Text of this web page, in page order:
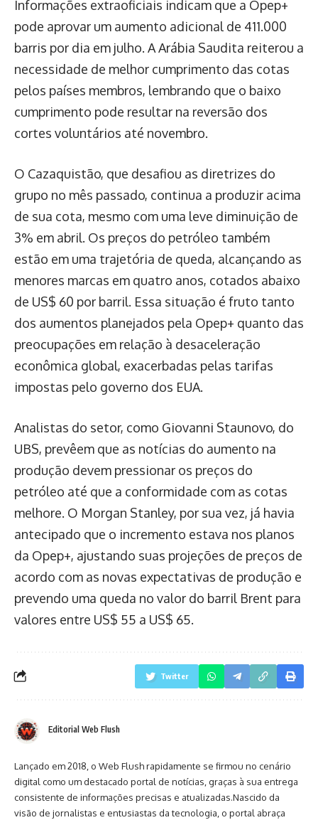
Informações extraoficiais indicam que a Opep+
pode aprovar um aumento adicional de 411.000
barris por dia em julho. A Arábia Saudita reiterou a
necessidade de melhor cumprimento das cotas
pelos países membros, lembrando que o baixo
cumprimento pode resultar na reversão dos
cortes voluntários até novembro.
O Cazaquistão, que desafiou as diretrizes do
grupo no mês passado, continua a produzir acima
de sua cota, mesmo com uma leve diminuição de
3% em abril. Os preços do petróleo também
estão em uma trajetória de queda, alcançando as
menores marcas em quatro anos, cotados abaixo
de US$ 60 por barril. Essa situação é fruto tanto
dos aumentos planejados pela Opep+ quanto das
preocupações em relação à desaceleração
econômica global, exacerbadas pelas tarifas
impostas pelo governo dos EUA.
Analistas do setor, como Giovanni Staunovo, do
UBS, prevêem que as notícias do aumento na
produção devem pressionar os preços do
petróleo até que a conformidade com as cotas
melhore. O Morgan Stanley, por sua vez, já havia
antecipado que o incremento estava nos planos
da Opep+, ajustando suas projeções de preços de
acordo com as novas expectativas de produção e
prevendo uma queda no valor do barril Brent para
valores entre US$ 55 a US$ 65.
Twitter
Editorial Web Flush
Lançado em 2018, o Web Flush rapidamente se firmou no cenário
digital como um destacado portal de notícias, graças à sua entrega
consistente de informações precisas e atualizadas.Nascido da
visão de jornalistas e entusiastas da tecnologia, o portal abraça